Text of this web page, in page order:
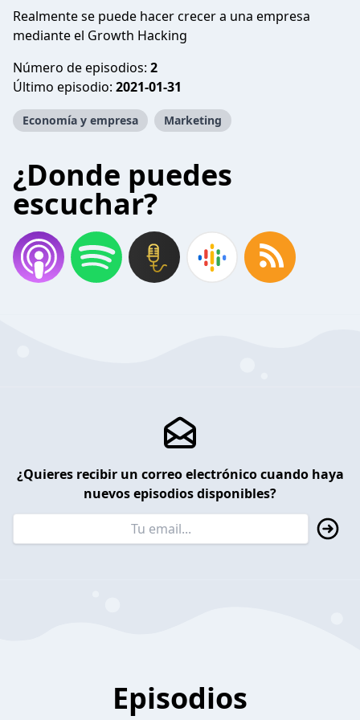
Realmente se puede hacer crecer a una empresa
mediante el Growth Hacking
Número de episodios: 2
Último episodio: 2021-01-31
Economía y empresa Marketing
¿Donde puedes
escuchar?
¿Quieres recibir un correo electrónico cuando haya
nuevos episodios disponibles?
Episodios